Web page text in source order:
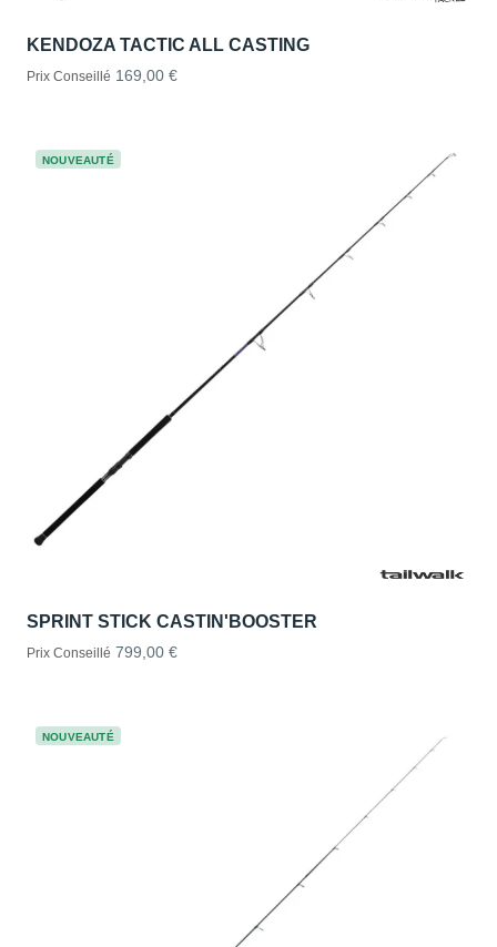
KENDOZA TACTIC ALL CASTING
Prix Conseillé 169,00 €
NOUVEAUTÉ
SPRINT STICK CASTIN'BOOSTER
Prix Conseillé 799,00 €
NOUVEAUTÉ